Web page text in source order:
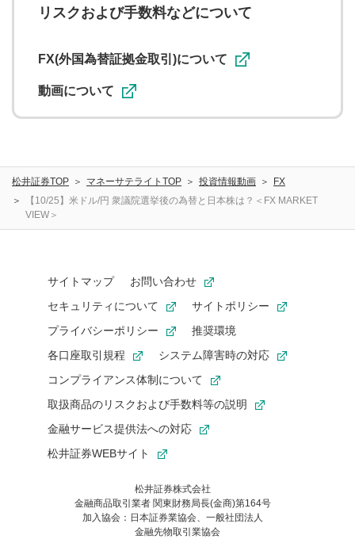
に関する著作者人格権を行使しないことに同意します。利
用者が投稿したコメントは、当社サービスの広告・宣伝、
ることがあります。
リスクおよび手数料などについて
FX(外国為替証拠金取引)について
動画について
松井証券TOP マネーサテライトTOP 投資情報動画
FX
【10/25】米ドル/円 衆議院選挙後の為替と日本株は？＜FX MARKET
VIEW＞
サイトマップ
お問い合わせ
セキュリティについて
サイトポリシー
プライバシーポリシー
推奨環境
各口座取引規程
システム障害時の対応
コンプライアンス体制について
取扱商品のリスクおよび手数料等の説明
金融サービス提供法への対応
松井証券WEBサイト
松井証券株式会社
金融商品取引業者 関東財務局長(金商)第164号
加入協会：日本証券業協会、一般社団法人
金融先物取引業協会
お気に入り機能は松井証券の会員限定の機能です。
お気に入り登録いただくと、後からいつでもお気に入りのコンテ
ンツを一覧でご確認いただけます。